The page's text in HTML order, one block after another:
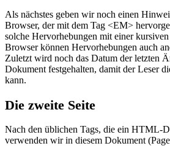
Als nächstes geben wir noch einen
Browser, der mit dem Tag <EM>
solche Hervorhebungen mit einer
Browser können Hervorhebungen auch
Zuletzt wird noch das Datum der letzten
Dokument festgehalten, damit der Leser
kann.
Die zweite Seite
Nach den üblichen Tags, die ein HTML-
verwenden wir in diesem Dokument